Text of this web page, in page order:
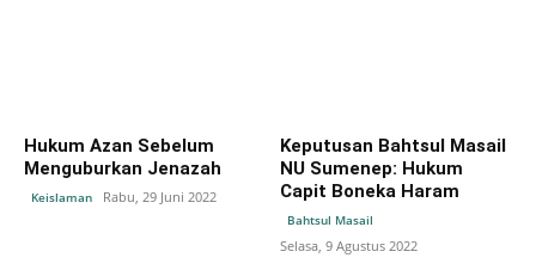
Hukum Azan Sebelum
Menguburkan Jenazah
Keislaman Rabu, 29 Juni 2022
Keputusan Bahtsul Masail
NU Sumenep: Hukum
Capit Boneka Haram
Bahtsul Masail
Selasa, 9 Agustus 2022